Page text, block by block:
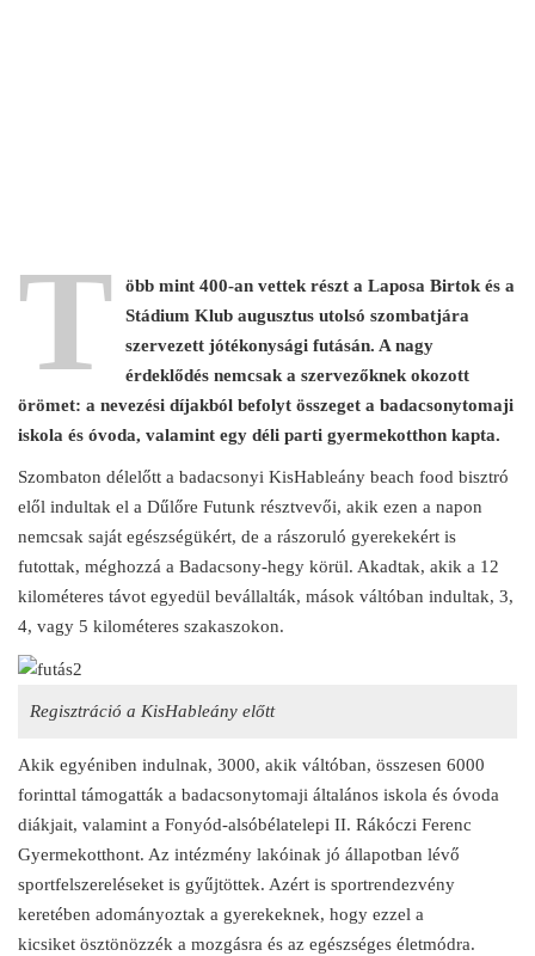
T öbb mint 400-an vettek részt a Laposa Birtok és a
Stádium Klub augusztus utolsó szombatjára
szervezett jótékonysági futásán. A nagy
érdeklődés nemcsak a szervezőknek okozott
örömet: a nevezési díjakból befolyt összeget a badacsonytomaji
iskola és óvoda, valamint egy déli parti gyermekotthon kapta.
Szombaton délelőtt a badacsonyi KisHableány beach food bisztró
elől indultak el a Dűlőre Futunk résztvevői, akik ezen a napon
nemcsak saját egészségükért, de a rászoruló gyerekekért is
futottak, méghozzá a Badacsony-hegy körül. Akadtak, akik a 12
kilométeres távot egyedül bevállalták, mások váltóban indultak, 3,
4, vagy 5 kilométeres szakaszokon.
Regisztráció a KisHableány előtt
Akik egyéniben indulnak, 3000, akik váltóban, összesen 6000
forinttal támogatták a badacsonytomaji általános iskola és óvoda
diákjait, valamint a Fonyód-alsóbélatelepi II. Rákóczi Ferenc
Gyermekotthont. Az intézmény lakóinak jó állapotban lévő
sportfelszereléseket is gyűjtöttek. Azért is sportrendezvény
keretében adományoztak a gyerekeknek, hogy ezzel a
kicsiket ösztönözzék a mozgásra és az egészséges életmódra.